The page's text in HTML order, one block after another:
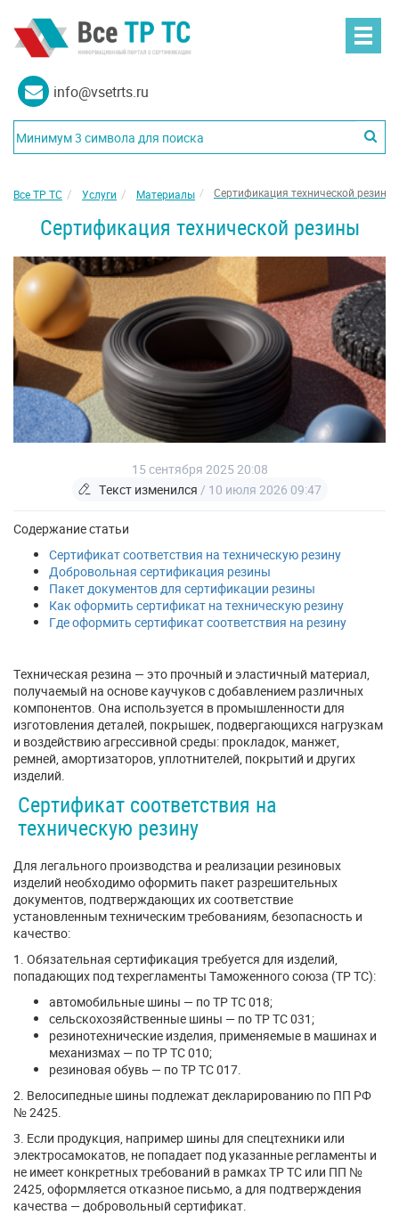
info@vsetrts.ru
Все ТР ТС Услуги Материалы Сертификация технической резины
Сертификация технической резины
15 сентября 2025 20:08
Текст изменился / 10 июля 2026 09:47
Содержание статьи
Сертификат соответствия на техническую резину
Добровольная сертификация резины
Пакет документов для сертификации резины
Как оформить сертификат на техническую резину
Где оформить сертификат соответствия на резину
Техническая резина — это прочный и эластичный материал,
получаемый на основе каучуков с добавлением различных
компонентов. Она используется в промышленности для
изготовления деталей, покрышек, подвергающихся нагрузкам
и воздействию агрессивной среды: прокладок, манжет,
ремней, амортизаторов, уплотнителей, покрытий и других
изделий.
Сертификат соответствия на
техническую резину
Для легального производства и реализации резиновых
изделий необходимо оформить пакет разрешительных
документов, подтверждающих их соответствие
установленным техническим требованиям, безопасно­сть и
качество:
1. Обязательная сертификация требуется для изделий,
попадающих под техрегламенты Таможенного союза (ТР ТС):
автомобильные шины — по ТР ТС 018;
сельскохозяйственные шины — по ТР ТС 031;
резинотехнические изделия, применяемые в машинах и
механизмах — по ТР ТС 010;
резиновая обувь — по ТР ТС 017.
2. Велосипедные шины подлежат декларированию по ПП РФ
№ 2425.
3. Если продукция, например шины для спецтехники или
электросамокатов, не попадает под указанные регламенты и
не имеет конкретных требований в рамках ТР ТС или ПП №
2425, оформляется отказное письмо, а для подтверждения
качества — добровольный сертификат.